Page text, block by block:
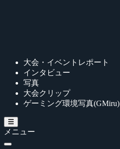
大会・イベントレポート
インタビュー
写真
大会クリップ
ゲーミング環境写真(GMiru)
メニュー